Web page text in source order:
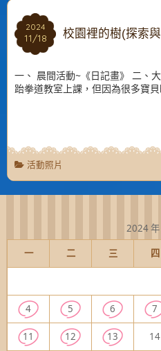
2024
11/18
2024
11/18 校園裡的樹(探索
一、 晨間活動~《日記畫》 二、
跆拳道教室上課，但因為很多寶
活動照片
2024 年
一
二 三 四
4 5 6 7
11 12 13 14